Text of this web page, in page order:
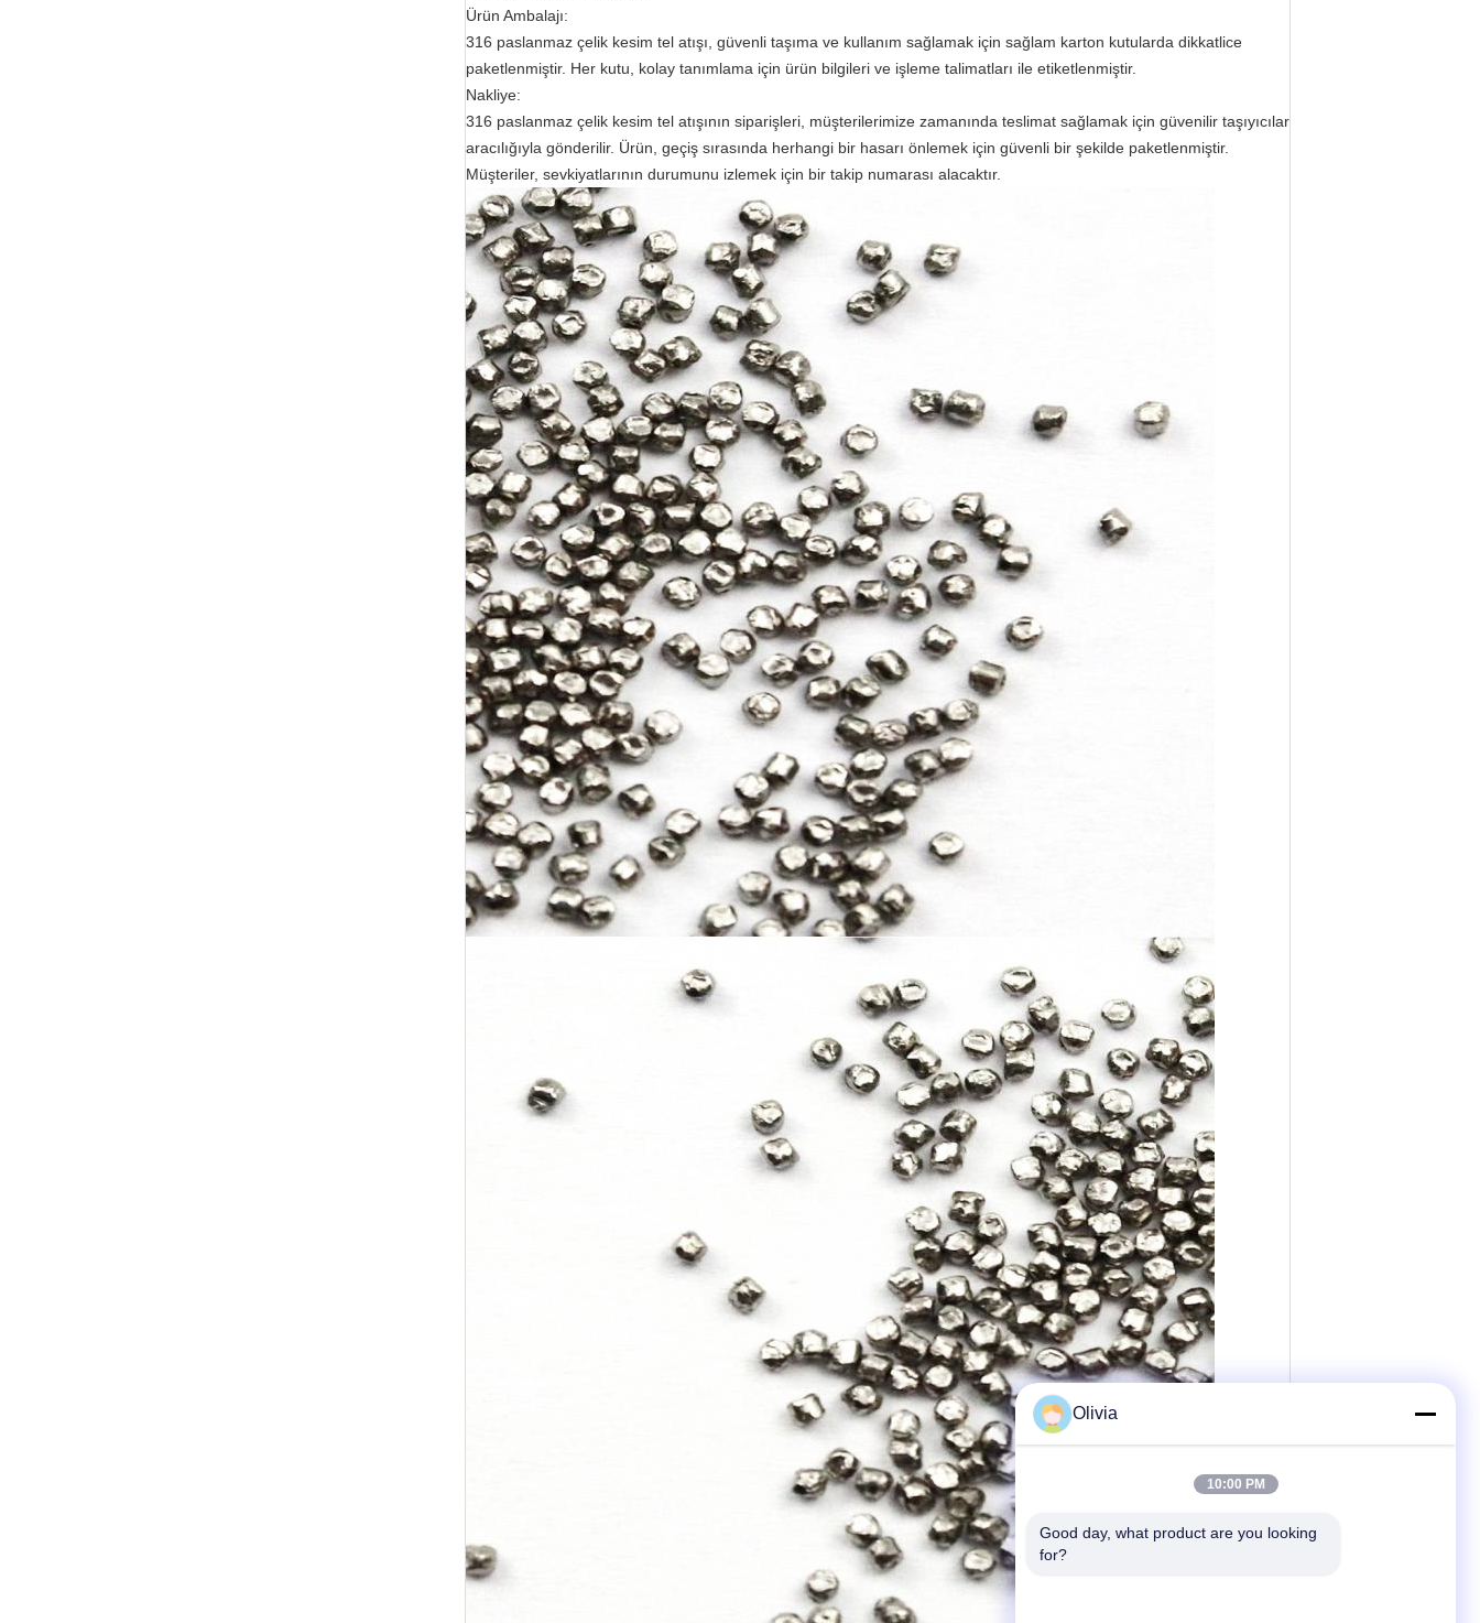
Ürün Ambalajı:
316 paslanmaz çelik kesim tel atışı, güvenli taşıma ve kullanım sağlamak için sağlam karton kutularda dikkatlice
paketlenmiştir. Her kutu, kolay tanımlama için ürün bilgileri ve işleme talimatları ile etiketlenmiştir.
Nakliye:
316 paslanmaz çelik kesim tel atışının siparişleri, müşterilerimize zamanında teslimat sağlamak için güvenilir taşıyıcılar
aracılığıyla gönderilir. Ürün, geçiş sırasında herhangi bir hasarı önlemek için güvenli bir şekilde paketlenmiştir.
Müşteriler, sevkiyatlarının durumunu izlemek için bir takip numarası alacaktır.
Olivia
10:00 PM
Good day, what product are you looking
for?